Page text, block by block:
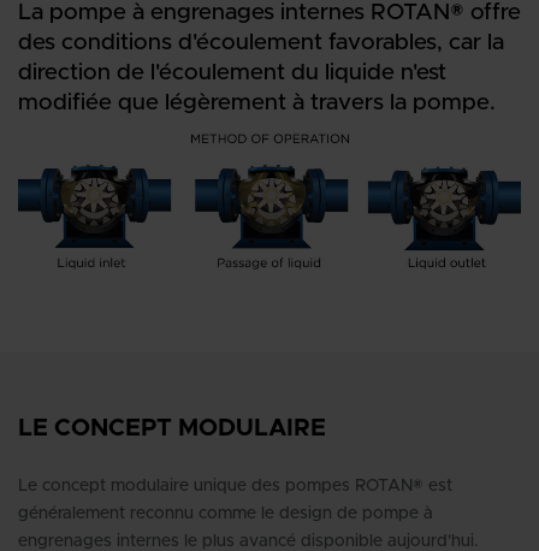
La pompe à engrenages internes ROTAN® offre
des conditions d'écoulement favorables, car la
direction de l'écoulement du liquide n'est
modifiée que légèrement à travers la pompe.
LE CONCEPT MODULAIRE
Le concept modulaire unique des pompes ROTAN® est
généralement reconnu comme le design de pompe à
engrenages internes le plus avancé disponible aujourd'hui.